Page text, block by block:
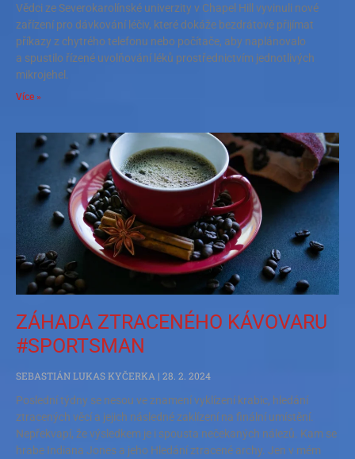
Vědci ze Severokarolínské univerzity v Chapel Hill vyvinuli nové
zařízení pro dávkování léčiv, které dokáže bezdrátově přijímat
příkazy z chytrého telefonu nebo počítače, aby naplánovalo
a spustilo řízené uvolňování léků prostřednictvím jednotlivých
mikrojehel.
Více »
ZÁHADA ZTRACENÉHO KÁVOVARU
#SPORTSMAN
SEBASTIÁN LUKAS KYČERKA
28. 2. 2024
Poslední týdny se nesou ve znamení vyklízení krabic, hledání
ztracených věcí a jejich následné zaklízení na finální umístění.
Nepřekvapí, že výsledkem je i spousta nečekaných nálezů. Kam se
hrabe Indiana Jones a jeho Hledání ztracené archy. Jen v mém